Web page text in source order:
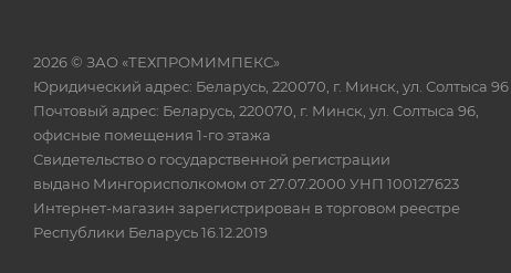
2026 © ЗАО «ТЕХПРОМИМПЕКС»
Юридический адрес: Беларусь, 220070, г. Минск, ул. Солтыса 96
Почтовый адрес: Беларусь, 220070, г. Минск, ул. Солтыса 96,
офисные помещения 1-го этажа
Свидетельство о государственной регистрации
выдано Мингорисполкомом от 27.07.2000 УНП 100127623
Интернет-магазин зарегистрирован в торговом реестре
Республики Беларусь 16.12.2019